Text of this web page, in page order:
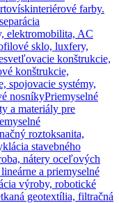
interiérové farby.
elektromobilita, AC
sklo, luxfery,
konštrukcie,
konštrukcie,
spojovacie systémy,
nosníkyPriemyselné
a materiály pre
roztoksanita,
stavebného
nátery oceľových
a priemyselné
výroby, robotické
geotextília, filtračná